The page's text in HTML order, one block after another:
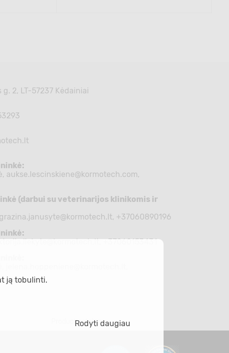
g. 2, LT-57237 Kėdainiai
aukse.lescinskiene@kormotech.com,
(darbui su veterinarijos klinikomis ir
grazina.janusyte@kormotech.lt, +37060890196
, +37060153431
Product catalog
ją tobulinti.
Rodyti daugiau